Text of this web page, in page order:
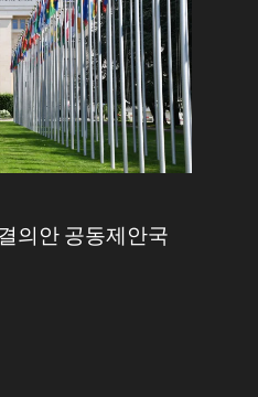
의안 공동제안국